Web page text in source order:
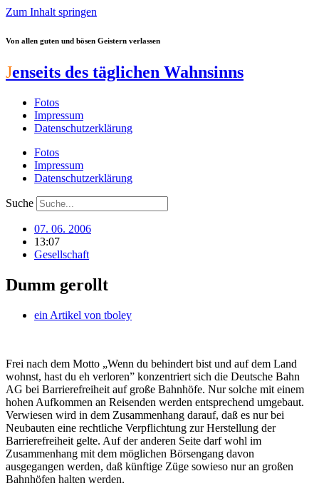
Zum Inhalt springen
Von allen guten und bösen Geistern verlassen
Jenseits des täglichen Wahnsinns
Fotos
Impressum
Datenschutzerklärung
Fotos
Impressum
Datenschutzerklärung
Suche
07. 06. 2006
13:07
Gesellschaft
Dumm gerollt
ein Artikel von tboley
Frei nach dem Motto „Wenn du behindert bist und auf dem Land
wohnst, hast du eh verloren” konzentriert sich die Deutsche Bahn
AG bei Barrierefreiheit auf große Bahnhöfe. Nur solche mit einem
hohen Aufkommen an Reisenden werden entsprechend umgebaut.
Verwiesen wird in dem Zusammenhang darauf, daß es nur bei
Neubauten eine rechtliche Verpflichtung zur Herstellung der
Barrierefreiheit gelte. Auf der anderen Seite darf wohl im
Zusammenhang mit dem möglichen Börsengang davon
ausgegangen werden, daß künftige Züge sowieso nur an großen
Bahnhöfen halten werden.